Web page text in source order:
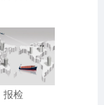
报检